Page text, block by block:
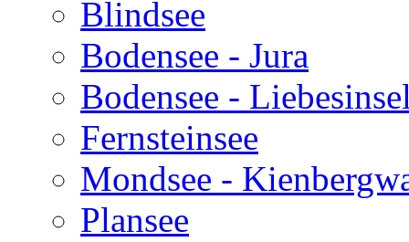
Blindsee
Bodensee - Jura
Bodensee -
Fernsteinsee
Mondsee -
Plansee